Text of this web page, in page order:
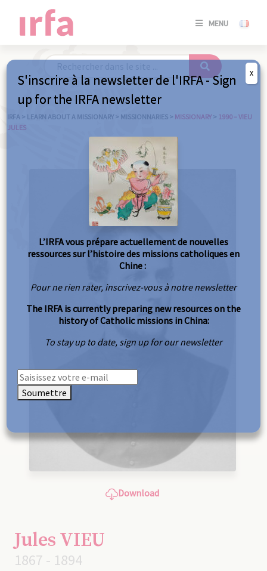
MENU
SE
/
IRFA > LEARN ABOUT A MISSIONARY > MISSIONNARIES > MISSIONARY > 1990 – VIEU
JULES
Download
Jules VIEU
1867 - 1894
S'inscrire à la newsletter de l'IRFA - Sign
up for the IRFA newsletter
L’IRFA vous prépare actuellement de nouvelles
ressources sur l’histoire des missions catholiques en
Chine :
Pour ne rien rater, inscrivez-vous à notre newsletter
The IRFA is currently preparing new resources on the
history of Catholic missions in China:
To stay up to date, sign up for our newsletter
Soumettre
X